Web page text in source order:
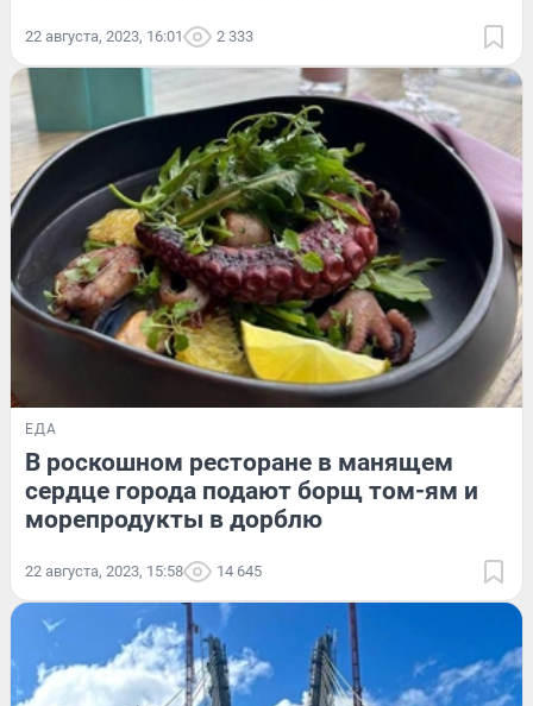
22 августа, 2023, 16:01 2 333
ЕДА
В роскошном ресторане в манящем
сердце города подают борщ том-ям и
морепродукты в дорблю
22 августа, 2023, 15:58 14 645